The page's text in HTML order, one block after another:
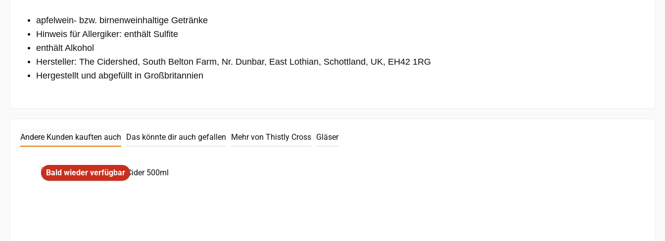
apfelwein- bzw. birnenweinhaltige Getränke
Hinweis für Allergiker: enthält Sulfite
enthält Alkohol
Hersteller: The Cidershed, South Belton Farm, Nr. Dunbar, East Lothian, Schottland, UK, EH42 1RG
Hergestellt und abgefüllt in Großbritannien
Andere Kunden kauften auch Das könnte dir auch gefallen Mehr von Thistly Cross Gläser
Bald wieder verfügbar